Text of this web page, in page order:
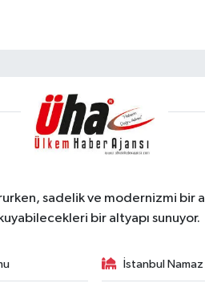
sadelik ve modernizmi bir
bir altyapı sunuyor.
İstanbul